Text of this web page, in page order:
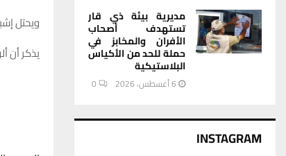
ويحتل
يذكر أن ألونسو (48 عاما) قد سبق له تدريب
مديرية بيئة ذي قار
تستهدف أصحاب
الأفران والمخابز في
حملة للحد من الأكياس
البلاستيكية
6 أغسطس، 2026 0
INSTAGRAM